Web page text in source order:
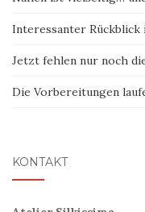
Interessanter
Jetzt fehlen nur noch
Die Vorbereitungen
KONTAKT